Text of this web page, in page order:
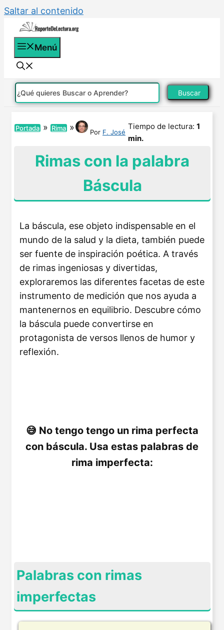
Saltar al contenido
Menú
Buscar
Portada » Rima » Por F. José
Tiempo de lectura: 1
min.
Rimas con la palabra
Báscula
La báscula, ese objeto indispensable en el
mundo de la salud y la dieta, también puede
ser fuente de inspiración poética. A través
de rimas ingeniosas y divertidas,
exploraremos las diferentes facetas de este
instrumento de medición que nos ayuda a
mantenernos en equilibrio. Descubre cómo
la báscula puede convertirse en
protagonista de versos llenos de humor y
reflexión.
No tengo tengo un rima perfecta
con báscula. Usa estas palabras de
rima imperfecta:
Palabras con rimas
imperfectas